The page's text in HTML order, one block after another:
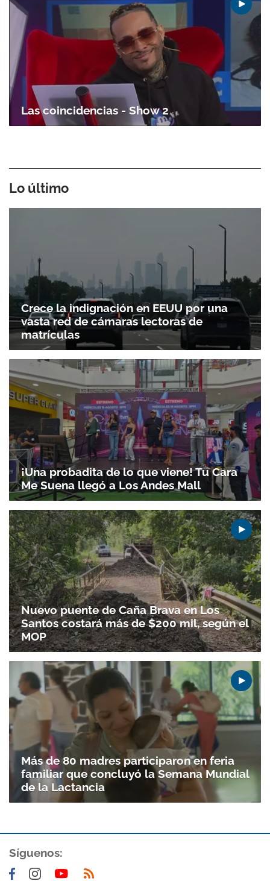
Las coincidencias - Show 2
Lo último
Crece la indignación en EEUU por una
vasta red de cámaras lectoras de
matrículas
¡Una probadita de lo que viene! Tu Cara
Me Suena llegó a Los Andes Mall
Nuevo puente de Caña Brava en Los
Santos costará más de $200 mil, según el
MOP
Más de 80 madres participaron en feria
familiar que concluyó la Semana Mundial
de la Lactancia
Síguenos: